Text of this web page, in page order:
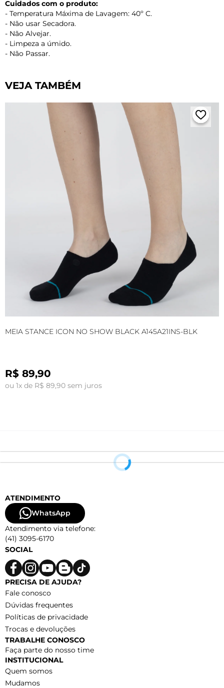
Cuidados com o produto:
- Temperatura Máxima de Lavagem: 40º C.
- Não usar Secadora.
- Não Alvejar.
- Limpeza a úmido.
- Não Passar.
VEJA TAMBÉM
MEIA STANCE ICON NO SHOW BLACK A145A21INS-BLK
R$ 89,90
ou 1x de R$ 89,90 sem juros
ATENDIMENTO
WhatsApp
Atendimento via telefone:
(41) 3095-6170
SOCIAL
PRECISA DE AJUDA?
Fale conosco
Dúvidas frequentes
Políticas de privacidade
Trocas e devoluções
TRABALHE CONOSCO
Faça parte do nosso time
INSTITUCIONAL
Quem somos
Mudamos